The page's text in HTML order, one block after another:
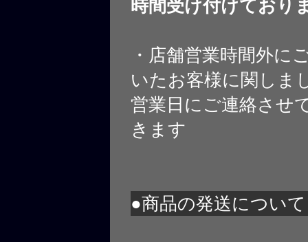
時間受け付けており
・店舗営業時間外に
いたお客様に関しま
営業日にご連絡させ
きます
●商品の発送について